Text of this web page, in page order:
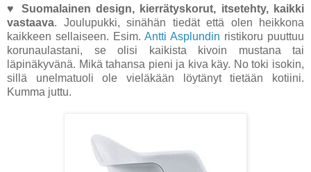
♥ Suomalainen design, kierrätyskorut, itsetehty, kaikki
vastaava. Joulupukki, sinähän tiedät että olen heikkona
kaikkeen sellaiseen. Esim. Antti Asplundin ristikoru puuttuu
korunaulastani, se olisi kaikista kivoin mustana tai
läpinäkyvänä. Mikä tahansa pieni ja kiva käy. No toki isokin,
sillä unelmatuoli ole vieläkään löytänyt tietään kotiini.
Kumma juttu.